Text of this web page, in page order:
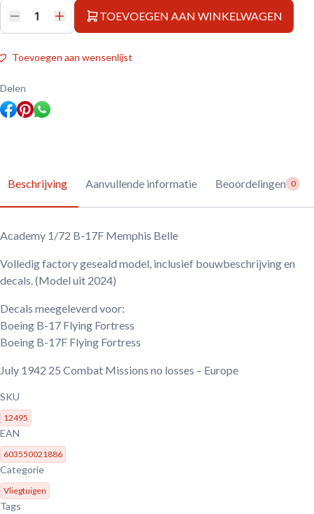
Academy
1/72
17F
Memphis
aantal
TOEVOEGEN AAN WINKELWAGEN
Toevoegen aan wensenlijst
Delen
Beschrijving Aanvullende informatie Beoordelingen 0
Academy 1/72 B-17F Memphis Belle
Volledig factory geseald model, inclusief bouwbeschrijving en
decals. (Model uit 2024)
Decals meegeleverd voor:
Boeing B-17 Flying Fortress
Boeing B-17F Flying Fortress
July 1942 25 Combat Missions no losses – Europe
SKU
12495
EAN
603550021886
Categorie
Vliegtuigen
Tags